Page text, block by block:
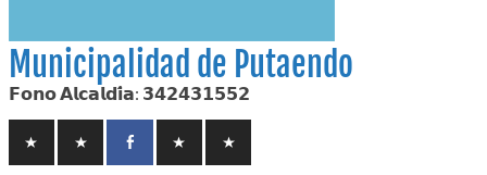
Municipalidad de Putaendo
𝗙𝗼𝗻𝗼 𝗔𝗹𝗰𝗮𝗹𝗱𝗶́𝗮: 𝟯𝟰𝟮𝟰𝟯𝟭𝟱𝟱𝟮